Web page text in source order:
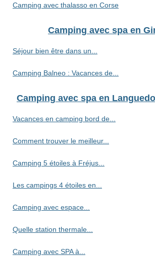
Camping avec thalasso en Corse
Camping avec spa en
Séjour bien être dans un...
Camping Balneo : Vacances de...
Camping avec spa en
Vacances en camping bord de...
Comment trouver le meilleur...
Camping 5 étoiles à Fréjus...
Les campings 4 étoiles en...
Camping avec espace...
Quelle station thermale...
Camping avec SPA à...